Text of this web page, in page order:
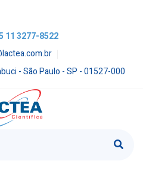
11 3277-8522
- São Paulo - SP - 01527-000